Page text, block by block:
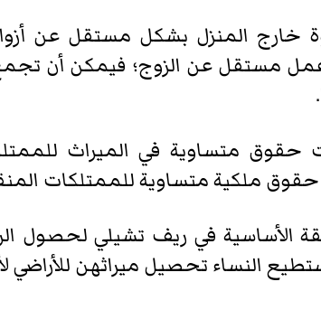
خارج المنزل بشكل مستقل عن
مستقل عن الزوج؛ فيمكن أن
حقوق متساوية في الميراث
ملكية متساوية للممتلكات
الأساسية في ريف تشيلي لحصول
النساء تحصيل ميراثهن للأراضي